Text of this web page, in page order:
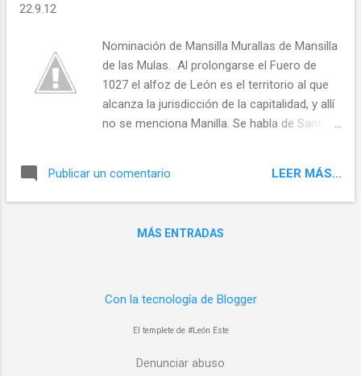
22.9.12
Nominación de Mansilla Murallas de Mansilla
de las Mulas. Al prolongarse el Fuero de
1027 el alfoz de León es el territorio al que
alcanza la jurisdicción de la capitalidad, y allí
no se menciona Manilla. Se habla de Santa
Páramo en 1140, y es el límite del alfoz.
Describe Cinfontes –Cifuentes– y Villafeliz
de Mazarife, valle de Ardón y los Oteros. En
Publicar un comentario LEER MÁS...
MÁS ENTRADAS
Con la tecnología de Blogger
El templete de #León Este
Denunciar abuso